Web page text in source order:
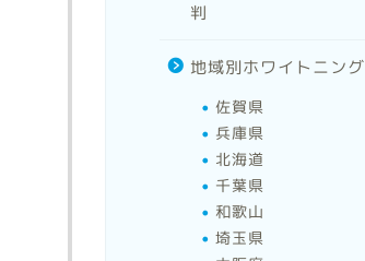
判
地域別ホワイトニング
佐賀県
兵庫県
北海道
千葉県
和歌山
埼玉県